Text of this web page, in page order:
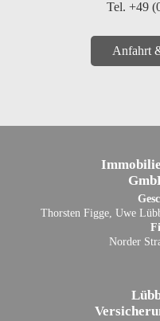
Tel. +49
Anfahrt
Thorsten Figge, Uwe
Norder